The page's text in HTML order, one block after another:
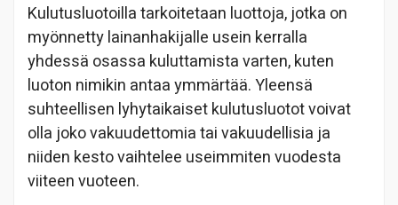
Kulutusluotoilla tarkoitetaan luottoja, jotka on
myönnetty lainanhakijalle usein kerralla
yhdessä osassa kuluttamista varten, kuten
luoton nimikin antaa ymmärtää. Yleensä
suhteellisen lyhytaikaiset kulutusluotot voivat
olla joko vakuudettomia tai vakuudellisia ja
niiden kesto vaihtelee useimmiten vuodesta
viiteen vuoteen.